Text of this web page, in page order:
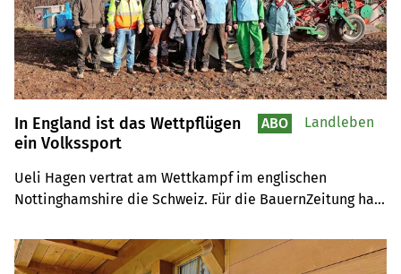
In England ist das Wettpflügen
ein Volkssport
Ueli Hagen vertrat am Wettkampf im englischen
Nottinghamshire die Schweiz. Für die BauernZeitung hat
ABO Landleben